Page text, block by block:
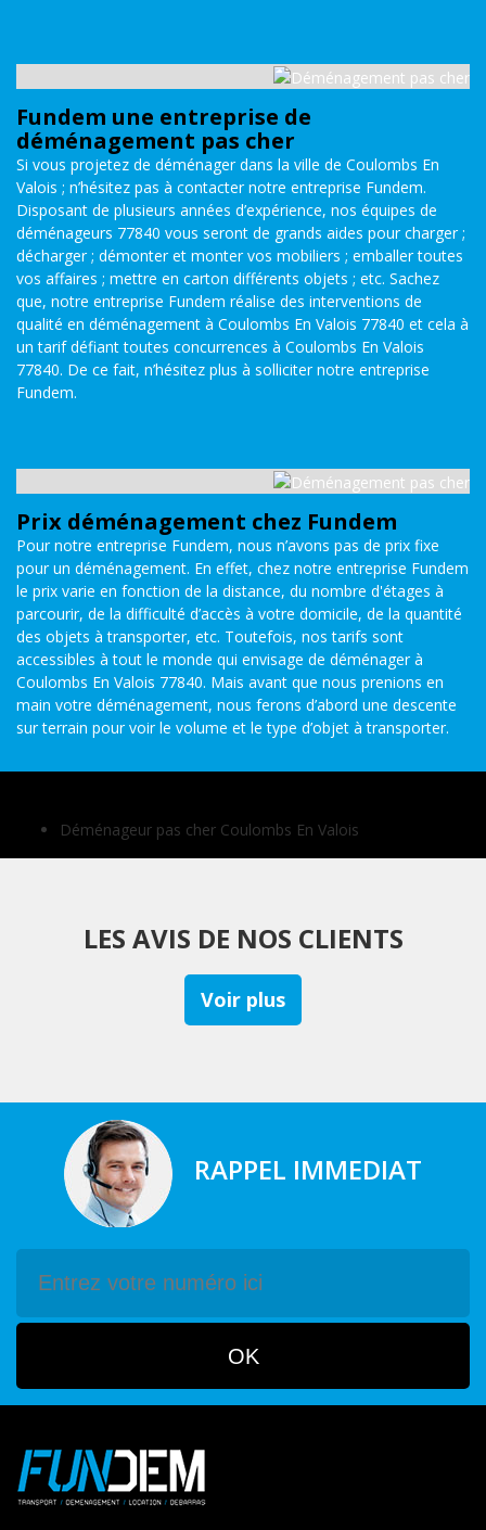
Fundem une entreprise de
déménagement pas cher
Si vous projetez de déménager dans la ville de Coulombs En
Valois ; n’hésitez pas à contacter notre entreprise Fundem.
Disposant de plusieurs années d’expérience, nos équipes de
déménageurs 77840 vous seront de grands aides pour charger ;
décharger ; démonter et monter vos mobiliers ; emballer toutes
vos affaires ; mettre en carton différents objets ; etc. Sachez
que, notre entreprise Fundem réalise des interventions de
qualité en déménagement à Coulombs En Valois 77840 et cela à
un tarif défiant toutes concurrences à Coulombs En Valois
77840. De ce fait, n’hésitez plus à solliciter notre entreprise
Fundem.
Prix déménagement chez Fundem
Pour notre entreprise Fundem, nous n’avons pas de prix fixe
pour un déménagement. En effet, chez notre entreprise Fundem
le prix varie en fonction de la distance, du nombre d'étages à
parcourir, de la difficulté d’accès à votre domicile, de la quantité
des objets à transporter, etc. Toutefois, nos tarifs sont
accessibles à tout le monde qui envisage de déménager à
Coulombs En Valois 77840. Mais avant que nous prenions en
main votre déménagement, nous ferons d’abord une descente
sur terrain pour voir le volume et le type d’objet à transporter.
Déménageur pas cher Coulombs En Valois
LES AVIS DE NOS CLIENTS
Voir plus
RAPPEL IMMEDIAT